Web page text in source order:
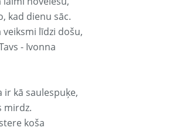
kad dienu sāc.
veiksmi līdzi došu,
- Ivonna
ir kā saulespuķe,
mirdz.
koša